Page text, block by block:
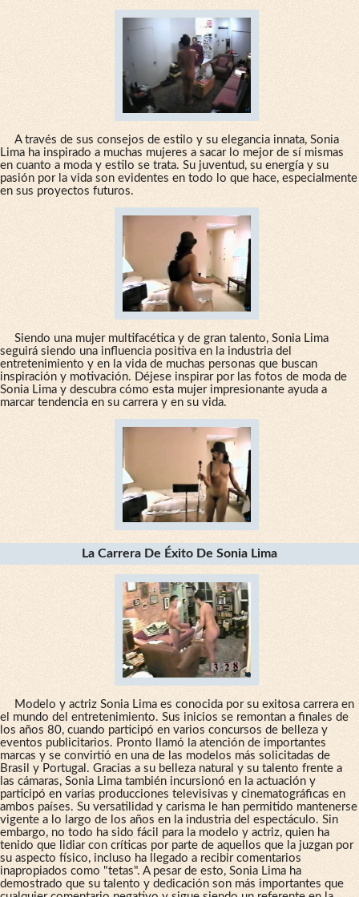
A través de sus consejos de estilo y su elegancia innata, Sonia
Lima ha inspirado a muchas mujeres a sacar lo mejor de sí mismas
en cuanto a moda y estilo se trata. Su juventud, su energía y su
pasión por la vida son evidentes en todo lo que hace, especialmente
en sus proyectos futuros.
Siendo una mujer multifacética y de gran talento, Sonia Lima
seguirá siendo una influencia positiva en la industria del
entretenimiento y en la vida de muchas personas que buscan
inspiración y motivación. Déjese inspirar por las fotos de moda de
Sonia Lima y descubra cómo esta mujer impresionante ayuda a
marcar tendencia en su carrera y en su vida.
La Carrera De Éxito De Sonia Lima
Modelo y actriz Sonia Lima es conocida por su exitosa carrera en
el mundo del entretenimiento. Sus inicios se remontan a finales de
los años 80, cuando participó en varios concursos de belleza y
eventos publicitarios. Pronto llamó la atención de importantes
marcas y se convirtió en una de las modelos más solicitadas de
Brasil y Portugal. Gracias a su belleza natural y su talento frente a
las cámaras, Sonia Lima también incursionó en la actuación y
participó en varias producciones televisivas y cinematográficas en
ambos países. Su versatilidad y carisma le han permitido mantenerse
vigente a lo largo de los años en la industria del espectáculo. Sin
embargo, no todo ha sido fácil para la modelo y actriz, quien ha
tenido que lidiar con críticas por parte de aquellos que la juzgan por
su aspecto físico, incluso ha llegado a recibir comentarios
inapropiados como "tetas". A pesar de esto, Sonia Lima ha
demostrado que su talento y dedicación son más importantes que